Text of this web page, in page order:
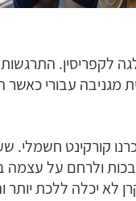
להפלגה לקפריסין.
מגניבה עבורי כאשר
קורקינט
ולרחם על עצמה
יכלה ללכת יותר